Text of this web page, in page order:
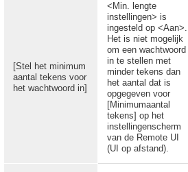
[Stel het minimum
aantal tekens voor
het wachtwoord in]
<Min. lengte
instellingen> is
ingesteld op <Aan>.
Het is niet mogelijk
om een wachtwoord
in te stellen met
minder tekens dan
het aantal dat is
opgegeven voor
[Minimumaantal
tekens] op het
instellingenscherm
van de Remote UI
(UI op afstand).